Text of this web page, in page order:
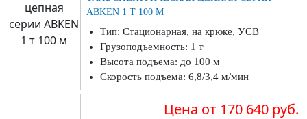
ABKEN 1 Т 100 М
Тип: Стационарная, на крюке, УСВ
Грузоподъемность: 1 т
Высота подъема: до 100 м
Скорость подъема: 6,8/3,4 м/мин
Цена от 170 640 руб.